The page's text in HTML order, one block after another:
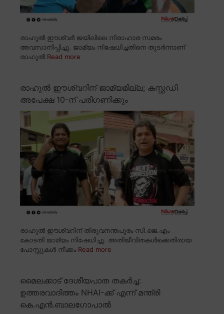
രാഹുൽ ഈശ്വർ ജയിലിലെ നിരാഹാര സമരം
അവസാനിപ്പിച്ചു. ജാമ്യം നിഷേധിച്ചതിനെ തുടർന്നാണ്
രാഹുൽ Read more
രാഹുൽ ഈശ്വറിന് ജാമ്യമില്ല; കസ്റ്റഡി
അപേക്ഷ 10-ന് പരിഗണിക്കും
രാഹുൽ ഈശ്വറിന് തിരുവനന്തപുരം സി.ജെ.എം
കോടതി ജാമ്യം നിഷേധിച്ചു. അതിജീവിതകൾക്കെതിരായ
പോസ്റ്റുകൾ നീക്കം Read more
മൈലക്കാട് ദേശീയപാത തകർച്ച:
ഉത്തരവാദിത്തം NHAI-ക്ക് എന്ന് മന്ത്രി
കെ.എൻ.ബാലഗോപാൽ